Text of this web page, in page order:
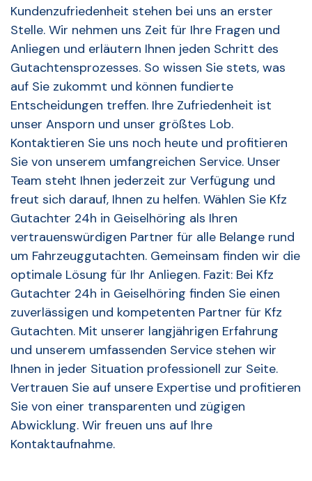
Kundenzufriedenheit stehen bei uns an erster
Stelle. Wir nehmen uns Zeit für Ihre Fragen und
Anliegen und erläutern Ihnen jeden Schritt des
Gutachtensprozesses. So wissen Sie stets, was
auf Sie zukommt und können fundierte
Entscheidungen treffen. Ihre Zufriedenheit ist
unser Ansporn und unser größtes Lob.
Kontaktieren Sie uns noch heute und profitieren
Sie von unserem umfangreichen Service. Unser
Team steht Ihnen jederzeit zur Verfügung und
freut sich darauf, Ihnen zu helfen. Wählen Sie Kfz
Gutachter 24h in Geiselhöring als Ihren
vertrauenswürdigen Partner für alle Belange rund
um Fahrzeuggutachten. Gemeinsam finden wir die
optimale Lösung für Ihr Anliegen. Fazit: Bei Kfz
Gutachter 24h in Geiselhöring finden Sie einen
zuverlässigen und kompetenten Partner für Kfz
Gutachten. Mit unserer langjährigen Erfahrung
und unserem umfassenden Service stehen wir
Ihnen in jeder Situation professionell zur Seite.
Vertrauen Sie auf unsere Expertise und profitieren
Sie von einer transparenten und zügigen
Abwicklung. Wir freuen uns auf Ihre
Kontaktaufnahme.